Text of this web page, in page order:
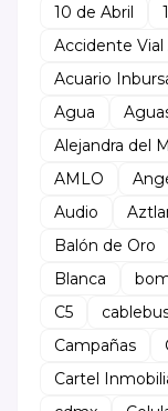
10 de Abril
Accidente Vial
Acuario
Agua
Alejandra del
AMLO
Audio
Balón de Oro
Blanca
C5
Campañas
Cartel